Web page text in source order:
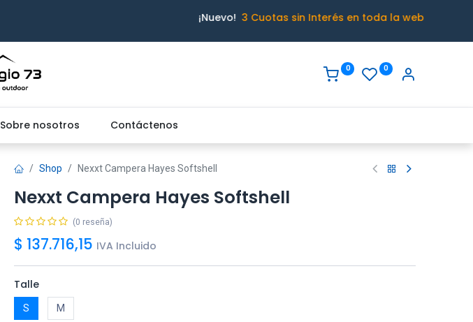
¡Nuevo! 3 Cuotas sin Interés en toda la web
0 0
Sobre nosotros Contáctenos
Shop Nexxt Campera Hayes Softshell
Nexxt Campera Hayes Softshell
(0 reseña)
$ 137.716,15 IVA Incluido
Talle
S M